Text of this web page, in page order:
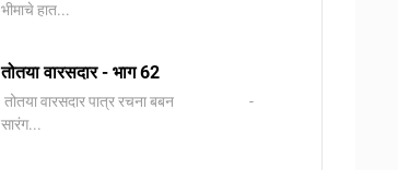
भीमाचे हात...
तोतया वारसदार - भाग 62
तोतया वारसदार पात्र रचना बबन -
सारंग...